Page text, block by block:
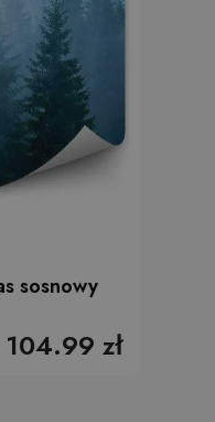
sosnowy
104.99 zł